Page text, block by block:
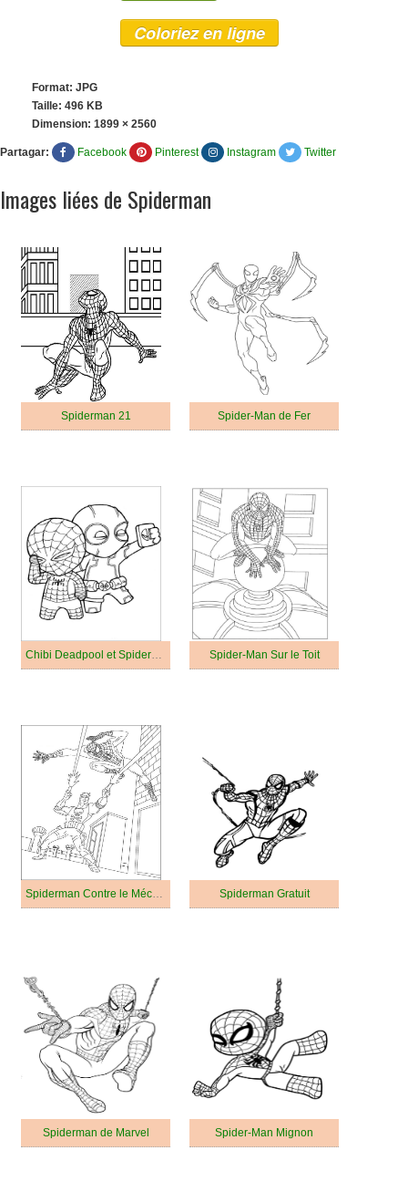
Coloriez en ligne
Format: JPG
Taille: 496 KB
Dimension: 1899 × 2560
Partagar: Facebook Pinterest Instagram Twitter
Images liées de Spiderman
Spiderman 21 Spider-Man de Fer
Chibi Deadpool et Spiderman Spider-Man Sur le Toit
Spiderman Contre le Méchant Spiderman Gratuit
Spiderman de Marvel Spider-Man Mignon